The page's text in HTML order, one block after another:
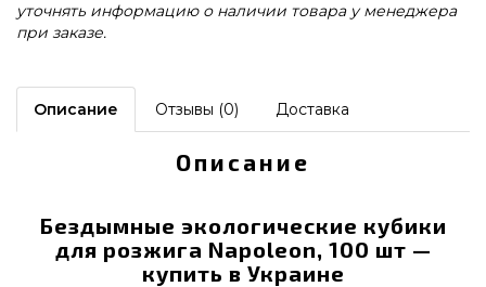
уточнять информацию о наличии товара у менеджера
при заказе.
Описание Отзывы (0) Доставка
Описание
Бездымные экологические кубики
для розжига Napoleon, 100 шт —
купить в Украине